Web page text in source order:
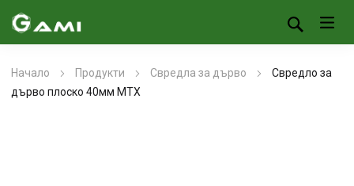
Начало Продукти Свредла за дърво
Свредло за
дърво плоско 40мм МТХ